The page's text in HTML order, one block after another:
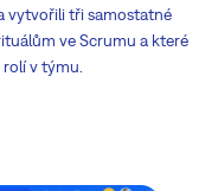
vytvořili tři samostatné
ve Scrumu a které
v týmu.